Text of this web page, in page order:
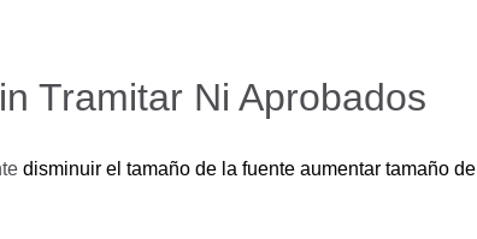
Tramitar Ni Aprobados
disminuir el tamaño de la fuente aumentar tamaño